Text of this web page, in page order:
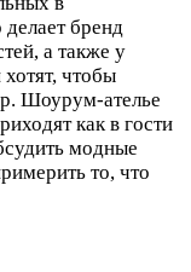
бренд
а также у
чтобы
Шоурум-ателье
как в гости
модные
то, что